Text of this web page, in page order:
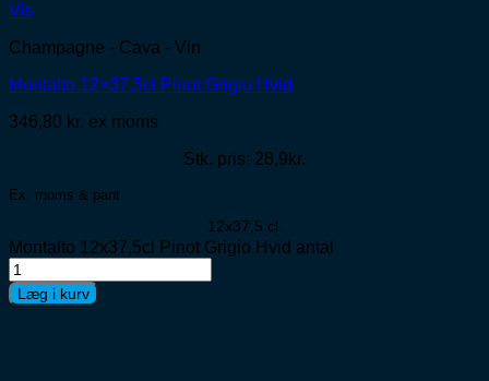
Vis
Champagne - Cava - Vin
Montalto 12×37,5cl Pinot Grigio Hvid
346,80 kr. ex moms
Stk. pris: 28,9kr.
Ex. moms & pant
12x37,5 cl.
Montalto 12x37,5cl Pinot Grigio Hvid antal
Læg i kurv